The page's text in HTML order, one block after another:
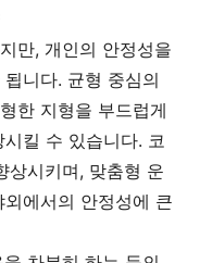
만, 개인의 안정성을
니다. 균형 중심의
한 지형을 부드럽게
킬 수 있습니다. 코
상시키며, 맞춤형 운
에서의 안정성에 큰